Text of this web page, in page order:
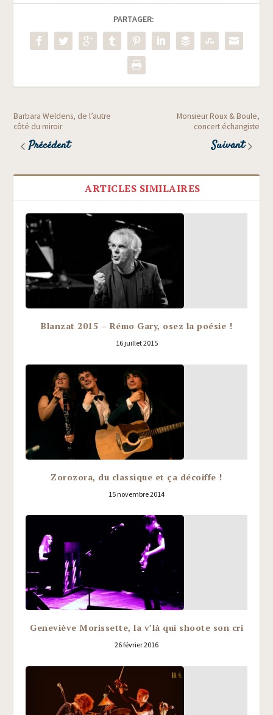
PARTAGER:
Barbara Weldens, de l’autre
côté du miroir
Précédent
Monsieur Roux & Boule,
concert échangiste
Suivant
ARTICLES SIMILAIRES
Blanzat 2015 – Rémo Gary, osez la poésie !
16 juillet 2015
Zorozora, du classique et ça décoiffe !
15 novembre 2014
Geneviève Morissette, la v’là qui shoote son cri
26 février 2016